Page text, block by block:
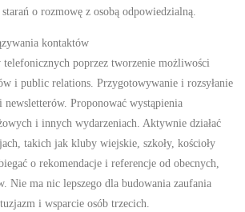
o rozmowę z osobą odpowiedzialną.
kontaktów
telefonicznych poprzez tworzenie możliwości
i public relations. Przygotowywanie i rozsyłanie
Proponować wystąpienia
i innych wydarzeniach. Aktywnie działać
takich jak kluby wiejskie, szkoły, kościoły
o rekomendacje i referencje od obecnych,
Nie ma nic lepszego dla budowania zaufania
i wsparcie osób trzecich.